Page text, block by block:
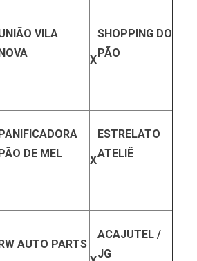
VILA
NOVA
X
SHOPPING DO
PÃO
PANIFICADORA
PÃO DE MEL
X
ESTRELATO
ATELIÊ
RW AUTO PARTS
ACAJUTEL /
JG